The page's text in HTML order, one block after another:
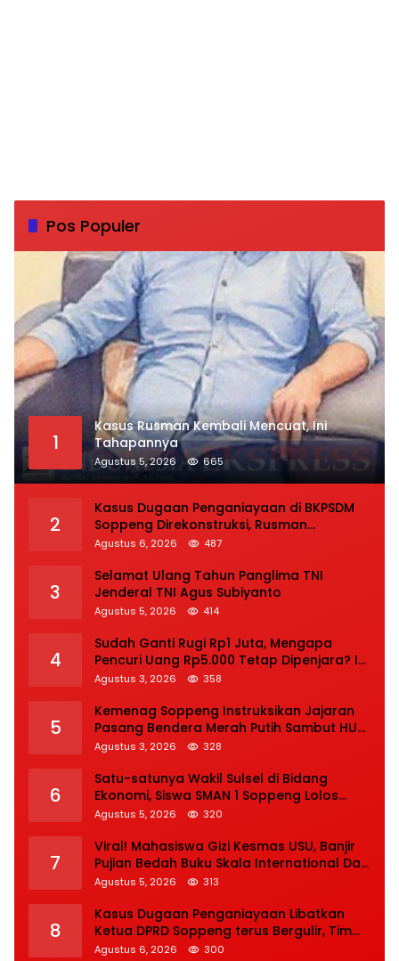
Pos Populer
1
Kasus Rusman Kembali Mencuat, Ini
Tahapannya
Agustus 5, 2026 665
2
Kasus Dugaan Penganiayaan di BKPSDM
Soppeng Direkonstruksi, Rusman
Tegaskan Proses Hukum Terus Berjalan
Agustus 6, 2026 487
3
Selamat Ulang Tahun Panglima TNI
Jenderal TNI Agus Subiyanto
Agustus 5, 2026 414
4
Sudah Ganti Rugi Rp1 Juta, Mengapa
Pencuri Uang Rp5.000 Tetap Dipenjara? Ini
Pertimbangan Hakim
Agustus 3, 2026 358
5
Kemenag Soppeng Instruksikan Jajaran
Pasang Bendera Merah Putih Sambut HUT
Ke-81 RI
Agustus 3, 2026 328
6
Satu-satunya Wakil Sulsel di Bidang
Ekonomi, Siswa SMAN 1 Soppeng Lolos
Semifinal OSN Nasional 2026
Agustus 5, 2026 320
7
Viral! Mahasiswa Gizi Kesmas USU, Banjir
Pujian Bedah Buku Skala International Dari
70 Ribu Rupiah Referensi Akademik Dunia
Agustus 5, 2026 313
8
Kasus Dugaan Penganiayaan Libatkan
Ketua DPRD Soppeng terus Bergulir, Tim
INAFIS Polda Sulsel Gelar Rekonstruksi
Agustus 6, 2026 300